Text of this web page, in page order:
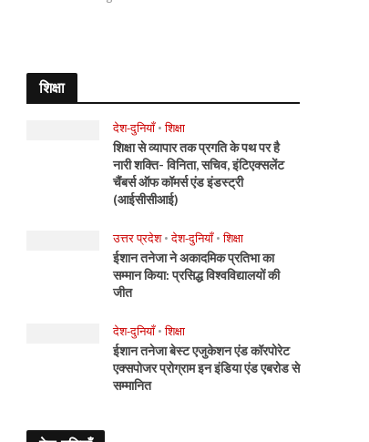
शिक्षा
देश-दुनियाँ • शिक्षा
शिक्षा से व्यापार तक प्रगति के पथ पर है
नारी शक्ति- विनिता, सचिव, इंटिएक्सलेंट
चैंबर्स ऑफ कॉमर्स एंड इंडस्ट्री
(आईसीसीआई)
उत्तर प्रदेश • देश-दुनियाँ • शिक्षा
ईशान तनेजा ने अकादमिक प्रतिभा का
सम्मान किया: प्रसिद्ध विश्वविद्यालयों की
जीत
देश-दुनियाँ • शिक्षा
ईशान तनेजा बेस्ट एजुकेशन एंड कॉरपोरेट
एक्सपोजर प्रोग्राम इन इंडिया एंड एबरोड से
सम्मानित